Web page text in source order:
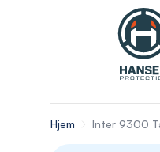
Hjem Inter 9300